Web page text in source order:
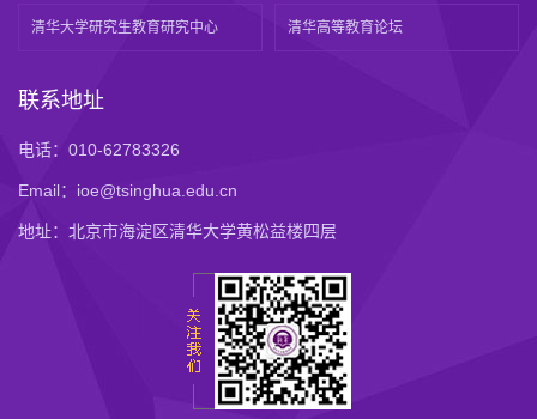
清华大学研究生教育研究中心 清华高等教育论坛
联系地址
电话：010-62783326
Email：ioe@tsinghua.edu.cn
地址：北京市海淀区清华大学黄松益楼四层